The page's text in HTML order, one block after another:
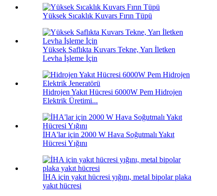
Yüksek Sıcaklık Kuvars Fırın Tüpü
Yüksek Saflıkta Kuvars Tekne, Yarı İletken
Levha İşleme İçin
Hidrojen Yakıt Hücresi 6000W Pem Hidrojen
Elektrik Üretimi...
İHA'lar için 2000 W Hava Soğutmalı Yakıt
Hücresi Yığını
İHA için yakıt hücresi yığını, metal bipolar plaka
yakıt hücresi